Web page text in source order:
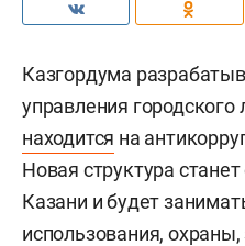
Казгордума
управления
находится на
Новая структура
Казани и будет
использования,